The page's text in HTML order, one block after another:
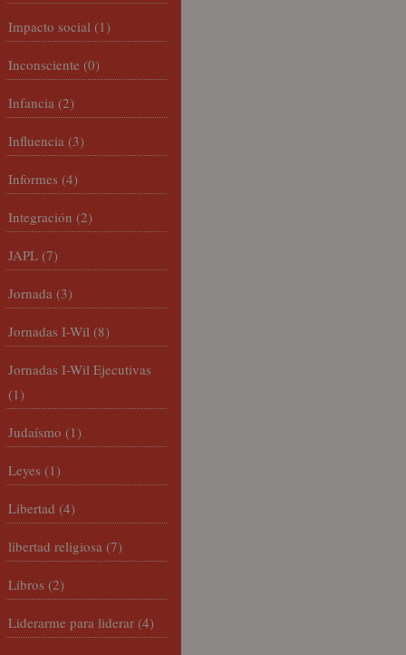
Impacto social (1)
Inconsciente (0)
Infancia (2)
Influencia (3)
Informes (4)
Integración (2)
JAPL (7)
Jornada (3)
Jornadas I-Wil (8)
Jornadas I-Wil Ejecutivas
(1)
Judaísmo (1)
Leyes (1)
Libertad (4)
libertad religiosa (7)
Libros (2)
Liderarme para liderar (4)